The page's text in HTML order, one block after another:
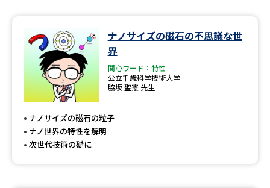
学問のミニ講義「夢ナビ講義」 学問分野解説
学問の教科書 夢ナビライブ
Ｑ＆Ａ よくあるご質問
ナノサイズの磁石の不思議な世
界
関心ワード：特性
公立千歳科学技術大学
脇坂 聖憲 先生
ナノサイズの磁石の粒子
ナノ世界の特性を解明
次世代技術の礎に